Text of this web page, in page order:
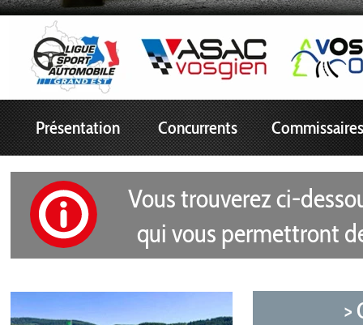
Présentation Concurrents Commissaires
Vous trouverez ci-
qui vous permettront
>